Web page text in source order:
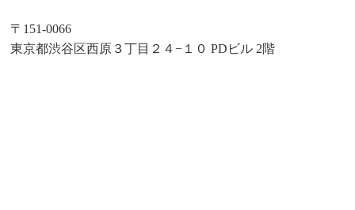
〒151-0066
東京都渋谷区西原３丁目２４−１０ PDビル 2階